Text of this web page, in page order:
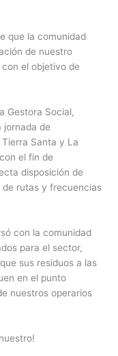
que la comunidad
de nuestro
el objetivo de
Gestora Social,
jornada de
Santa y La
el fin de
disposición de
de rutas y frecuencias
con la comunidad
para el sector,
sus residuos a las
en el punto
nuestros operarios